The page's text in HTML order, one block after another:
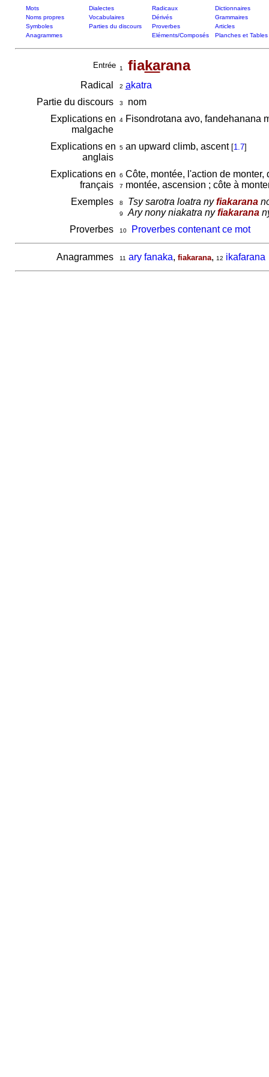
Mots Dialectes Radicaux
Dictionnaires
Noms propres
Vocabulaires Dérivés
Grammaires
Symboles
Parties du discours Proverbes
Articles
Anagrammes
Eléments/Composés Planches et Tables
Entrée 1 fiakarana
Radical 2 akatra
Partie du discours
3
nom
Explications en
malgache
4Fisondrotana avo, fandehanana
Explications en
anglais
5an upward climb, ascent [1.7]
Explications en
français
6 Côte, montée, l'action de monter,
7 montée, ascension ; côte à
Exemples
8 Tsy sarotra loatra nyfiakarana
9 Ary nony niakatra nyfiakarana
Proverbes
10 Proverbes contenant ce mot
Anagrammes 11 ary fanaka, fiakarana, 12 ikafarana